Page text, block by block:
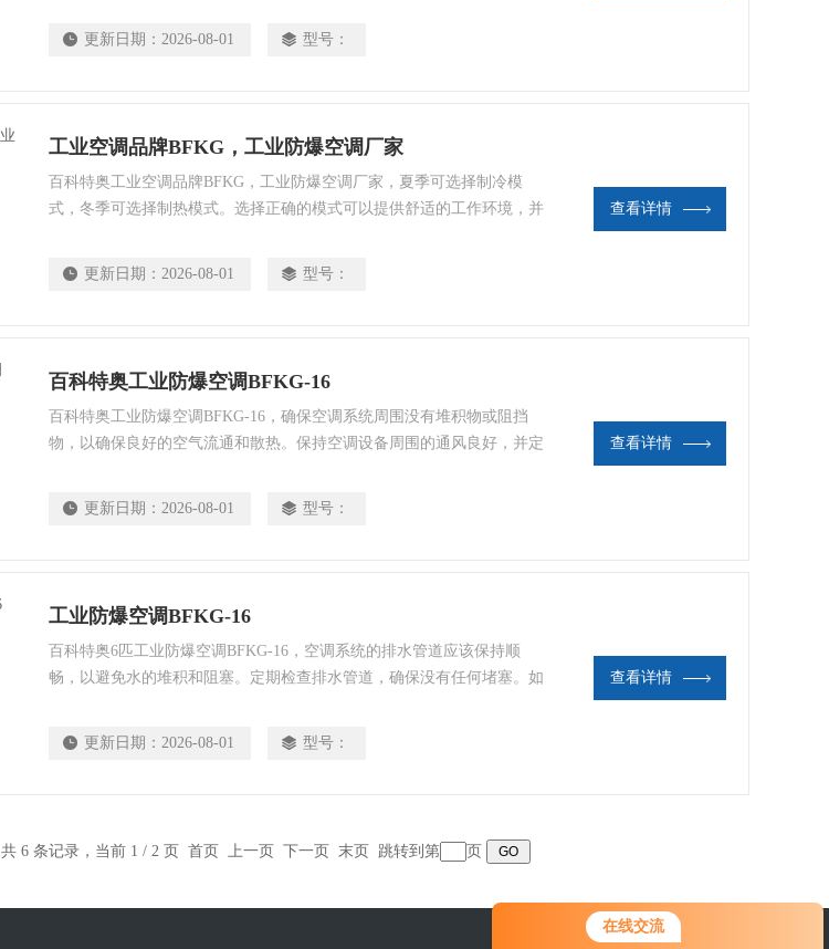
在线交流
换。检查冷凝器和蒸发器：冷凝器和蒸发器，是空调系统中的重要组件。
更新日期： 2026-08-01 型号：
工业空调品牌BFKG，工业防爆空调厂家
百科特奥工业空调品牌BFKG，工业防爆空调厂家，夏季可选择制冷模
式，冬季可选择制热模式。选择正确的模式可以提供舒适的工作环境，并
除湿功能，以保持环境舒适和防止湿度过高。确保空调系统的除湿功能正
更新日期： 2026-08-01 型号：
查看详情
百科特奥工业防爆空调BFKG-16
百科特奥工业防爆空调BFKG-16，确保空调系统周围没有堆积物或阻挡
物，以确保良好的空气流通和散热。保持空调设备周围的通风良好，并定
员舒适度，合理设定空调温度，避免过度冷却或过度加热。适当调整温度
更新日期： 2026-08-01 型号：
查看详情
工业防爆空调BFKG-16
百科特奥6匹工业防爆空调BFKG-16，空调系统的排水管道应该保持顺
畅，以避免水的堆积和阻塞。定期检查排水管道，确保没有任何堵塞。如
统：定期检查空调系统的电气连线和接地是否正常。确保电气元件和电缆
更新日期： 2026-08-01 型号：
查看详情
共 6 条记录，当前 1 / 2 页 首页 上一页 下一页 末页 跳转到第 页